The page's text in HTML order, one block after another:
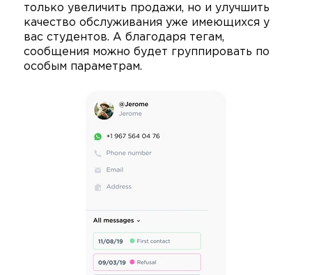
только увеличить продажи, но и улучшить
качество обслуживания уже имеющихся у
вас студентов. А благодаря тегам,
сообщения можно будет группировать по
особым параметрам.